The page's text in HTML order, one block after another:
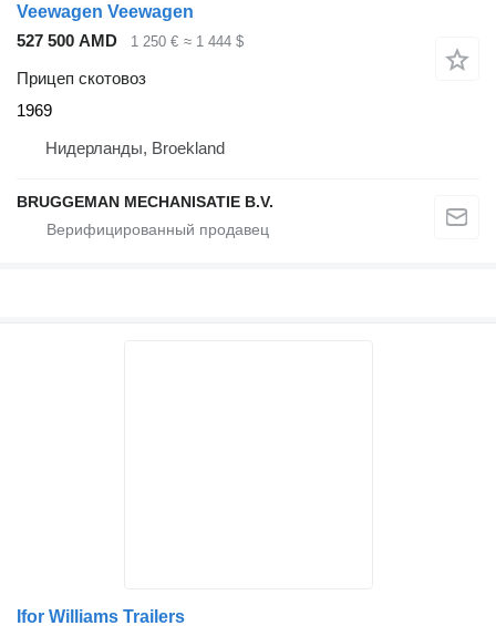
Veewagen Veewagen
527 500 AMD
1 250 € ≈ 1 444 $
Прицеп скотовоз
1969
Нидерланды, Broekland
BRUGGEMAN MECHANISATIE B.V.
Ifor Williams Trailers